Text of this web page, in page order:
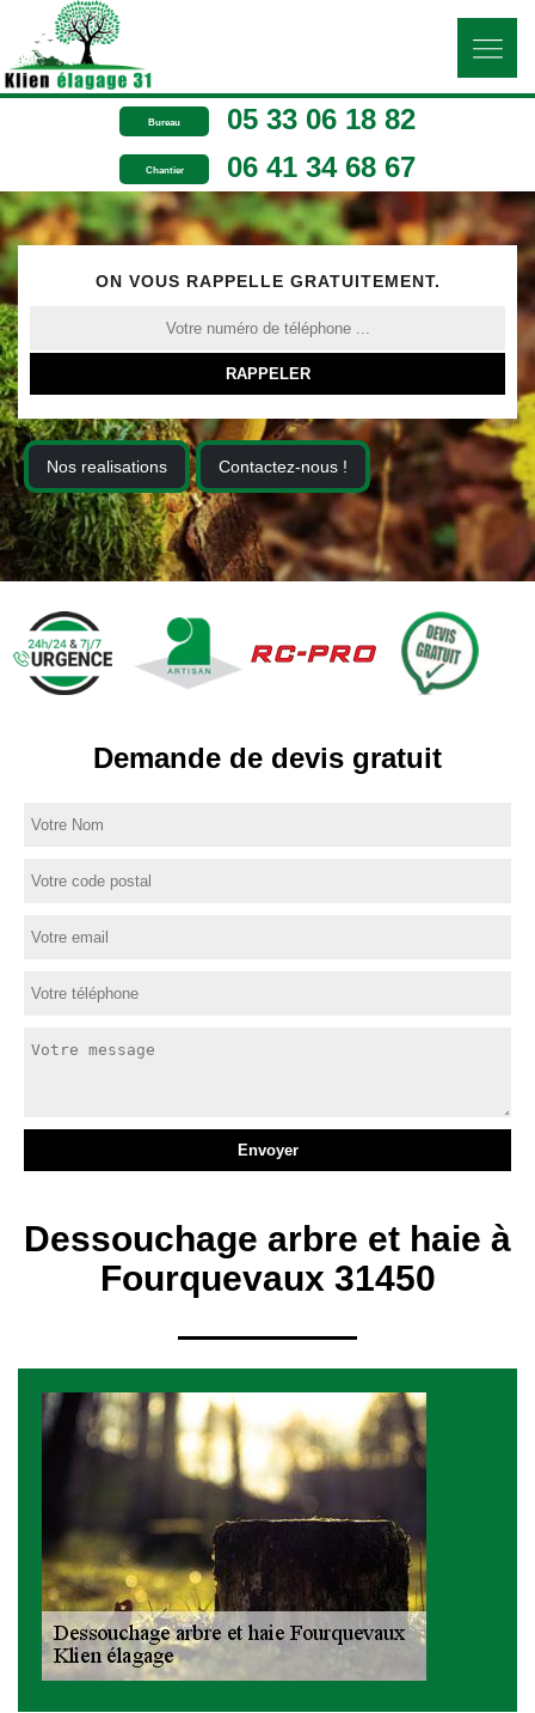
Bureau 05 33 06 18 82
Chantier 06 41 34 68 67
ON VOUS RAPPELLE GRATUITEMENT.
Nos realisations Contactez-nous !
Demande de devis gratuit
Dessouchage arbre et haie à
Fourquevaux 31450